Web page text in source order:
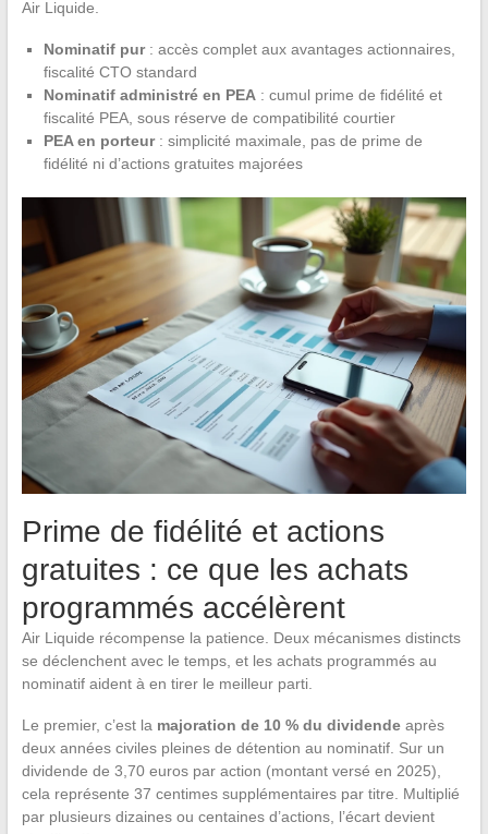
Air Liquide.
Nominatif pur: accès complet aux avantages actionnaires,
fiscalité CTO standard
Nominatif administré en PEA: cumul prime de fidélité et
fiscalité PEA, sous réserve de compatibilité courtier
PEA en porteur: simplicité maximale, pas de prime de
fidélité ni d’actions gratuites majorées
Prime de fidélité et actions
gratuites : ce que les achats
programmés accélèrent
Air Liquide récompense la patience. Deux mécanismes distincts
se déclenchent avec le temps, et les achats programmés au
nominatif aident à en tirer le meilleur parti.
Le premier, c’est la majoration de 10 % du dividendeaprès
deux années civiles pleines de détention au nominatif. Sur un
dividende de 3,70 euros par action (montant versé en 2025),
cela représente 37 centimes supplémentaires par titre. Multiplié
par plusieurs dizaines ou centaines d’actions, l’écart devient